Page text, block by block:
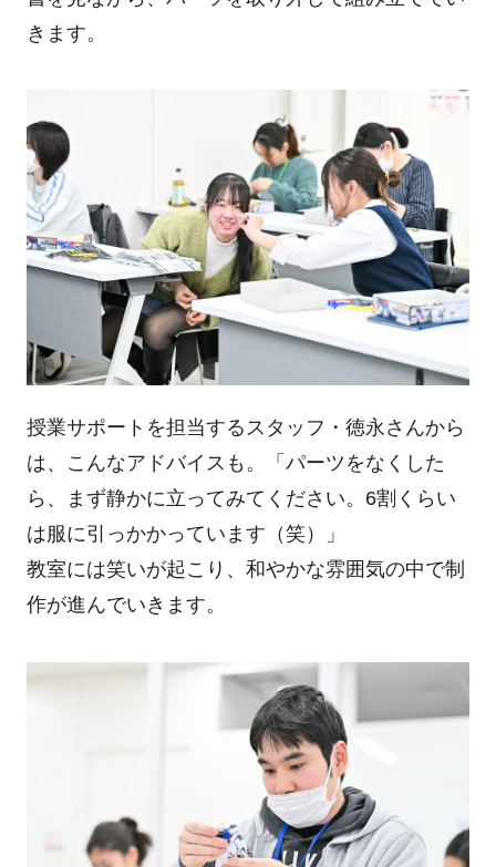
きます。
授業サポートを担当するスタッフ・徳永さんから
は、こんなアドバイスも。「パーツをなくした
ら、まず静かに立ってみてください。6割くらい
は服に引っかかっています（笑）」
教室には笑いが起こり、和やかな雰囲気の中で制
作が進んでいきます。